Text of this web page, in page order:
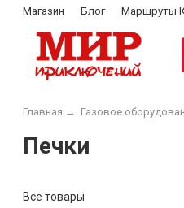
Магазин Блог Маршруты
Главная → Газовое
Печки
Все товары